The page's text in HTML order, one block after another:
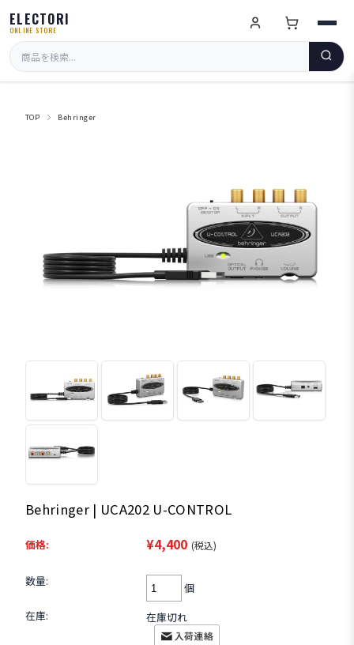
ELECTORI
ONLINE STORE
TOP Behringer
Behringer | UCA202 U-CONTROL
価格: ¥4,400 (税込)
数量:
個
在庫:
在庫切れ